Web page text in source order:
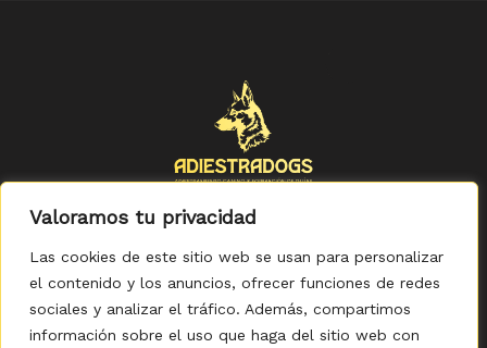
Valoramos tu privacidad
Las cookies de este sitio web se usan para personalizar
el contenido y los anuncios, ofrecer funciones de redes
sociales y analizar el tráfico. Además, compartimos
información sobre el uso que haga del sitio web con
Política de Privacidad -Política de Cookies-Aviso legal
Accesibilidad- Condiciones Generales de Compra